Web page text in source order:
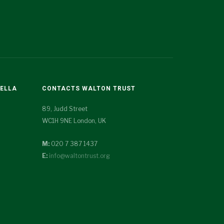
CONTACTS WALTON TRUST
89, Judd Street
WC1H 9NE London, UK
M:020 7 387 1437
E: info@waltontrust.org